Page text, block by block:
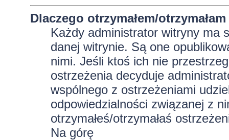
Dlaczego otrzymałem/
Każdy administrator witryny ma
danej witrynie. Są one
nimi. Jeśli ktoś ich nie
ostrzeżenia decyduje
wspólnego z ostrzeżeniami
odpowiedzialności związanej z
otrzymałeś/otrzymałaś
Na górę